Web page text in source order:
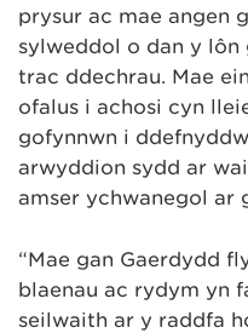
prysur ac mae angen
sylweddol o dan y
trac ddechrau. Mae
ofalus i achosi cyn
gofynnwn i
arwyddion sydd ar
amser ychwanegol ar
“Mae gan Gaerdydd
blaenau ac rydym yn
seilwaith ar y raddfa